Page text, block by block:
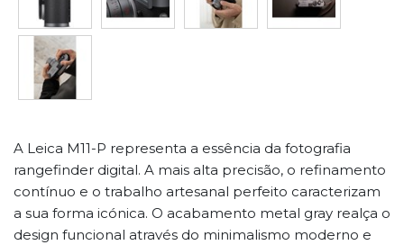
A Leica M11-P representa a essência da fotografia
rangefinder digital. A mais alta precisão, o refinamento
contínuo e o trabalho artesanal perfeito caracterizam
a sua forma icónica. O acabamento metal gray realça o
design funcional através do minimalismo moderno e